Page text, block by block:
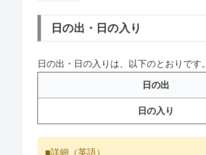
日の出・日の入り
日の出・日の入りは、以下のとおりです。
日の出
日の入り
■詳細（英語）